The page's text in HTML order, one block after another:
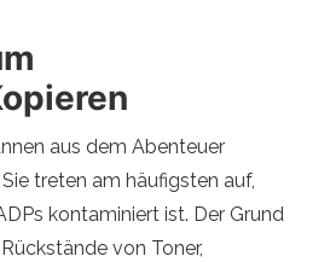
aus dem Abenteuer
treten am häufigsten auf,
kontaminiert ist. Der Grund
von Toner,